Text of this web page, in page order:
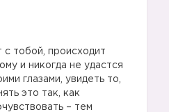
с тобой, происходит
и никогда не удастся
глазами, увидеть то,
это так, как
– тем